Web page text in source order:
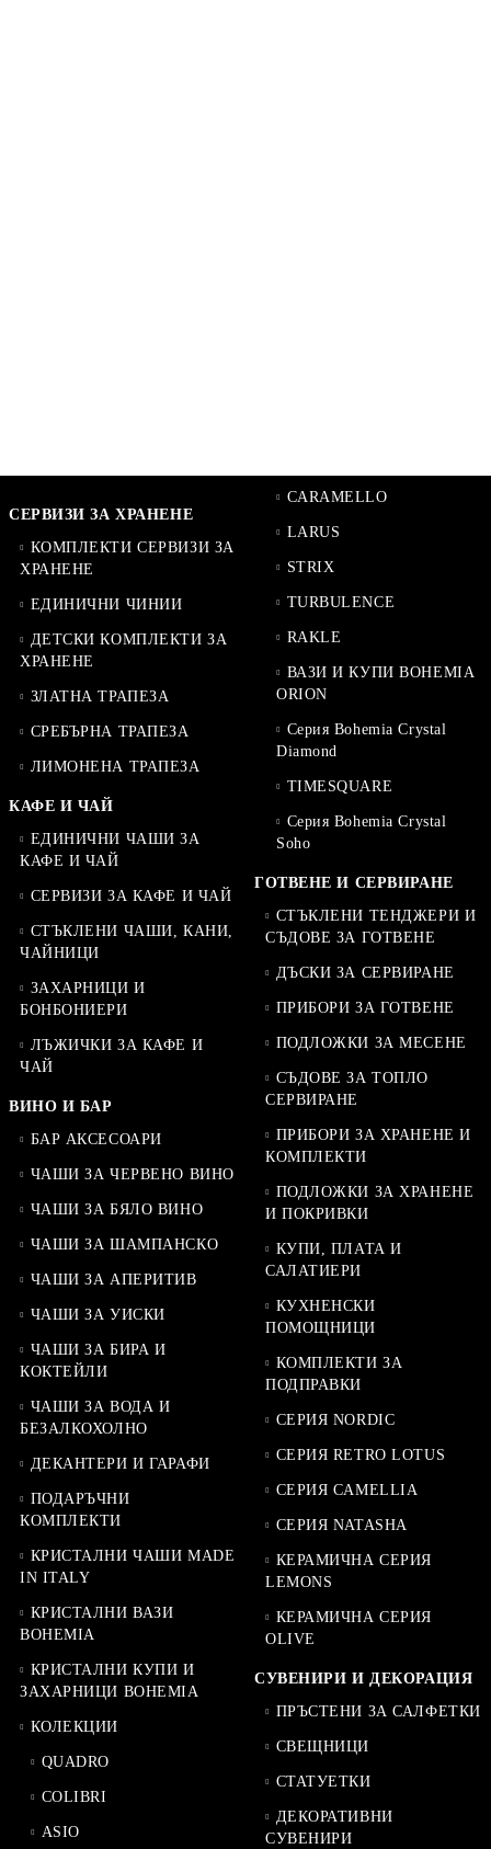
СЕРВИЗИ ЗА ХРАНЕНЕ
КОМПЛЕКТИ СЕРВИЗИ ЗА
ХРАНЕНЕ
ЕДИНИЧНИ ЧИНИИ
ДЕТСКИ КОМПЛЕКТИ ЗА
ХРАНЕНЕ
ЗЛАТНА ТРАПЕЗА
СРЕБЪРНА ТРАПЕЗА
ЛИМОНЕНА ТРАПЕЗА
КАФЕ И ЧАЙ
ЕДИНИЧНИ ЧАШИ ЗА
КАФЕ И ЧАЙ
СЕРВИЗИ ЗА КАФЕ И ЧАЙ
СТЪКЛЕНИ ЧАШИ, КАНИ,
ЧАЙНИЦИ
ЗАХАРНИЦИ И
БОНБОНИЕРИ
ЛЪЖИЧКИ ЗА КАФЕ И
ЧАЙ
ВИНО И БАР
БАР АКСЕСОАРИ
ЧАШИ ЗА ЧЕРВЕНО ВИНО
ЧАШИ ЗА БЯЛО ВИНО
ЧАШИ ЗА ШАМПАНСКО
ЧАШИ ЗА АПЕРИТИВ
ЧАШИ ЗА УИСКИ
ЧАШИ ЗА БИРА И
КОКТЕЙЛИ
ЧАШИ ЗА ВОДА И
БЕЗАЛКОХОЛНО
ДЕКАНТЕРИ И ГАРАФИ
ПОДАРЪЧНИ
КОМПЛЕКТИ
КРИСТАЛНИ ЧАШИ MADE
IN ITALY
КРИСТАЛНИ ВАЗИ
BOHEMIA
КРИСТАЛНИ КУПИ И
ЗАХАРНИЦИ BOHEMIA
КОЛЕКЦИИ
QUADRO
COLIBRI
ASIO
CARAMELLO
LARUS
STRIX
TURBULENCE
RAKLE
ВАЗИ И КУПИ BOHEMIA
ORION
Серия Bohemia Crystal
Diamond
TIMESQUARE
Серия Bohemia Crystal
Soho
ГОТВЕНЕ И СЕРВИРАНЕ
СТЪКЛЕНИ ТЕНДЖЕРИ И
СЪДОВЕ ЗА ГОТВЕНЕ
ДЪСКИ ЗА СЕРВИРАНЕ
ПРИБОРИ ЗА ГОТВЕНЕ
ПОДЛОЖКИ ЗА МЕСЕНЕ
СЪДОВЕ ЗА ТОПЛО
СЕРВИРАНЕ
ПРИБОРИ ЗА ХРАНЕНЕ И
КОМПЛЕКТИ
ПОДЛОЖКИ ЗА ХРАНЕНЕ
И ПОКРИВКИ
КУПИ, ПЛАТА И
САЛАТИЕРИ
КУХНЕНСКИ
ПОМОЩНИЦИ
КОМПЛЕКТИ ЗА
ПОДПРАВКИ
СЕРИЯ NORDIC
СЕРИЯ RETRO LOTUS
СЕРИЯ CAMELLIA
СЕРИЯ NATASHA
КЕРАМИЧНА СЕРИЯ
LEMONS
КЕРАМИЧНА СЕРИЯ
OLIVE
СУВЕНИРИ И ДЕКОРАЦИЯ
ПРЪСТЕНИ ЗА САЛФЕТКИ
СВЕЩНИЦИ
СТАТУЕТКИ
ДЕКОРАТИВНИ
СУВЕНИРИ